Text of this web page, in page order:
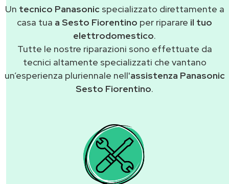
Un tecnico Panasonicspecializzato direttamente a
casa tua a Sesto Fiorentino per riparare il tuo
elettrodomestico.
Tutte le nostre riparazioni sono effettuate da
tecnici altamente specializzati che vantano
un’esperienza pluriennale nell'assistenza Panasonic
Sesto Fiorentino.